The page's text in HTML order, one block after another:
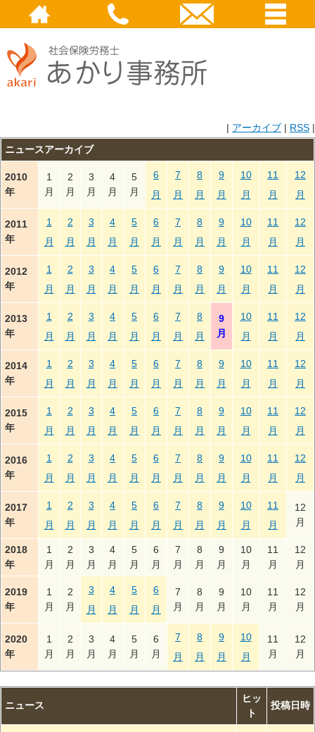
| アーカイブ | RSS |
ニュースアーカイブ
2010
年
1
月
2
月
3
月
4
月
5
月
6
月
7
月
8
月
9
月
10
月
11
月
12
月
2011
年
1
月
2
月
3
月
4
月
5
月
6
月
7
月
8
月
9
月
10
月
11
月
12
月
2012
年
1
月
2
月
3
月
4
月
5
月
6
月
7
月
8
月
9
月
10
月
11
月
12
月
2013
年
1
月
2
月
3
月
4
月
5
月
6
月
7
月
8
月
9
月
10
月
11
月
12
月
2014
年
1
月
2
月
3
月
4
月
5
月
6
月
7
月
8
月
9
月
10
月
11
月
12
月
2015
年
1
月
2
月
3
月
4
月
5
月
6
月
7
月
8
月
9
月
10
月
11
月
12
月
2016
年
1
月
2
月
3
月
4
月
5
月
6
月
7
月
8
月
9
月
10
月
11
月
12
月
2017
年
1
月
2
月
3
月
4
月
5
月
6
月
7
月
8
月
9
月
10
月
11
月
12
月
2018
年
1
月
2
月
3
月
4
月
5
月
6
月
7
月
8
月
9
月
10
月
11
月
12
月
2019
年
1
月
2
月
3
月
4
月
5
月
6
月
7
月
8
月
9
月
10
月
11
月
12
月
2020
年
1
月
2
月
3
月
4
月
5
月
6
月
7
月
8
月
9
月
10
月
11
月
12
月
ニュース
ヒッ
ト
投稿日時